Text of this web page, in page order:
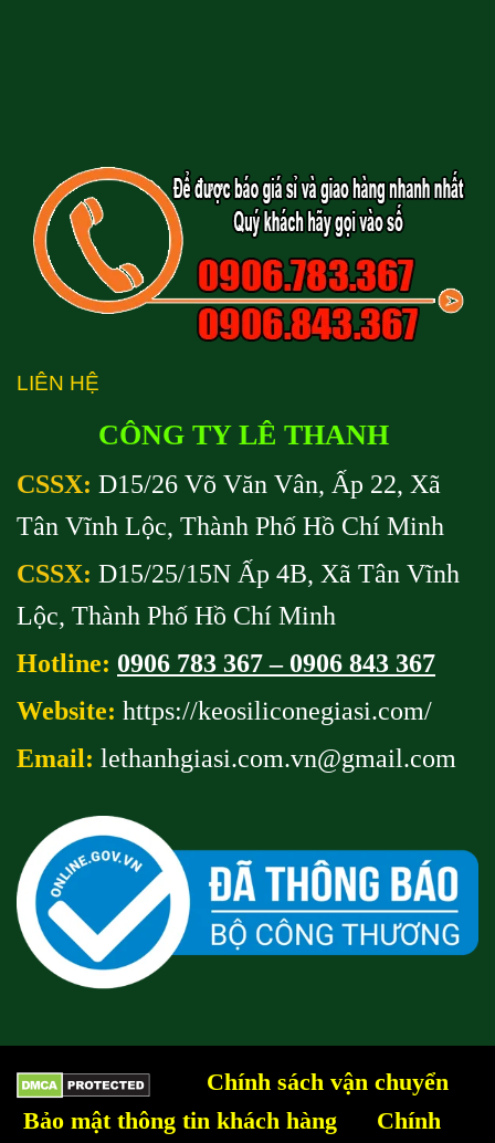
LIÊN HỆ
CÔNG TY LÊ THANH
CSSX: D15/26 Võ Văn Vân, Ấp 22, Xã
Tân Vĩnh Lộc, Thành Phố Hồ Chí Minh
CSSX: D15/25/15N Ấp 4B, Xã Tân Vĩnh
Lộc, Thành Phố Hồ Chí Minh
Hotline: 0906 783 367 – 0906 843 367
Website: https://keosiliconegiasi.com/
Email: lethanhgiasi.com.vn@gmail.com
Chính sách vận chuyển
Bảo mật thông tin khách hàng
Chính